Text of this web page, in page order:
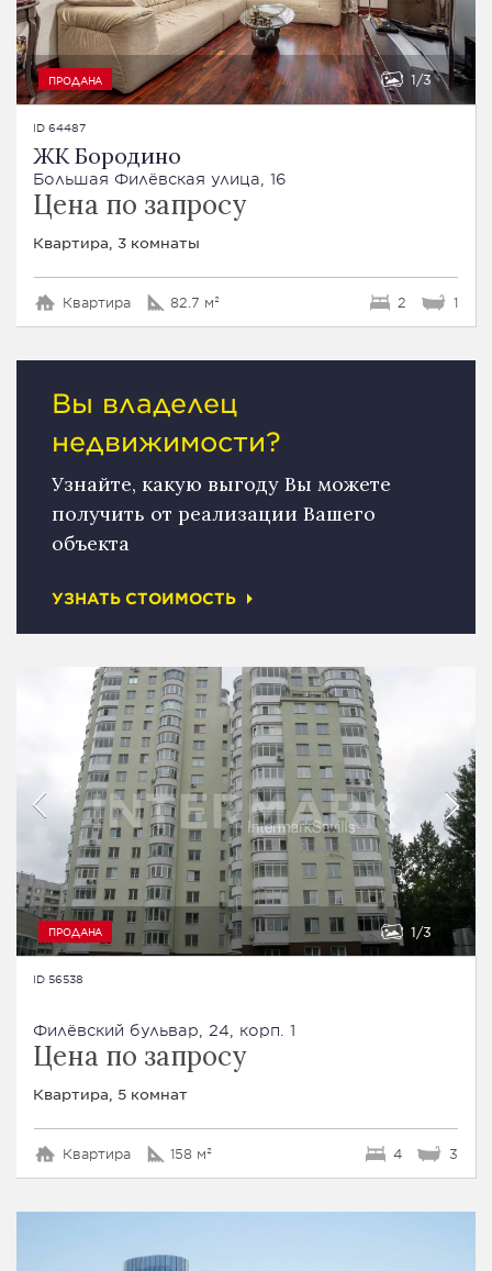
ПРОДАНА 1 3
ID 64487
ЖК Бородино
Большая Филёвская улица, 16
Цена по запросу
Квартира, 3 комнаты
Квартира 82.7 м² 2 1
Вы владелец
недвижимости?
Узнайте, какую выгоду Вы можете
получить от реализации Вашего
объекта
УЗНАТЬ СТОИМОСТЬ
ПРОДАНА 1 3
ID 56538
Филёвский бульвар, 24, корп. 1
Цена по запросу
Квартира, 5 комнат
Квартира 158 м² 4 3